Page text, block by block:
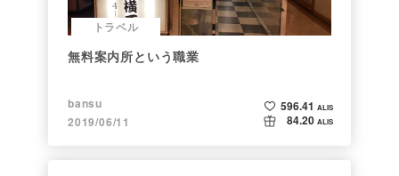
トラベル
無料案内所という職業
bansu
2019/06/11
596.41 ALIS
84.20 ALIS